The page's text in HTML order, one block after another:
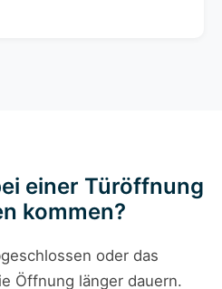
einer Türöffnung
kommen?
oder das
Öffnung länger dauern.